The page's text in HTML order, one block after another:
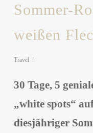
Sommer-
weißen
Travel
30 Tage, 5
„white spots“
diesjähriger